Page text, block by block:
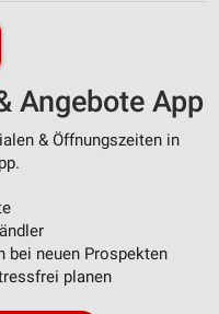
Angebote App
& Öffnungszeiten in
bei neuen Prospekten
planen